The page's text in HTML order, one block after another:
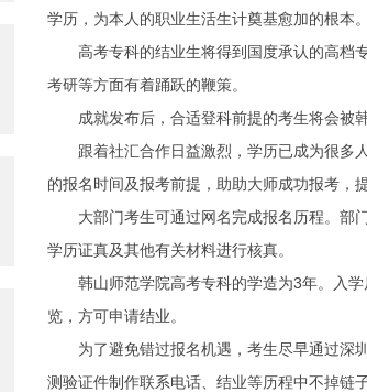
学历，为本人的职业生活生计奠基愈加的根本
高考专科的结业生将得到国度承认的高档专
考研等方面有着踊跃的鞭策。
成就发布后，合适登科前提的考生将会被韩
跟着社汇合作日益激烈，学历已成为很多人
的报名时间及报考前提，助助大师成功报考，
大部门考生可通过网名完成报名历程。部门
学历证真及其他有关材料进行核真。
韩山师范学院高考专科的学造为3年。入学
览，方可申请结业。
为了避免错过报名机遇，考生尽早通过深圳
测验证件制作联系电话、结业等历程中不掉链子